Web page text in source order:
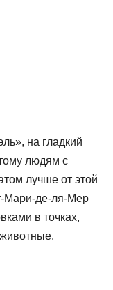
на гладкий
людям с
лучше от этой
Мари-де-ля-Мер
в точках,